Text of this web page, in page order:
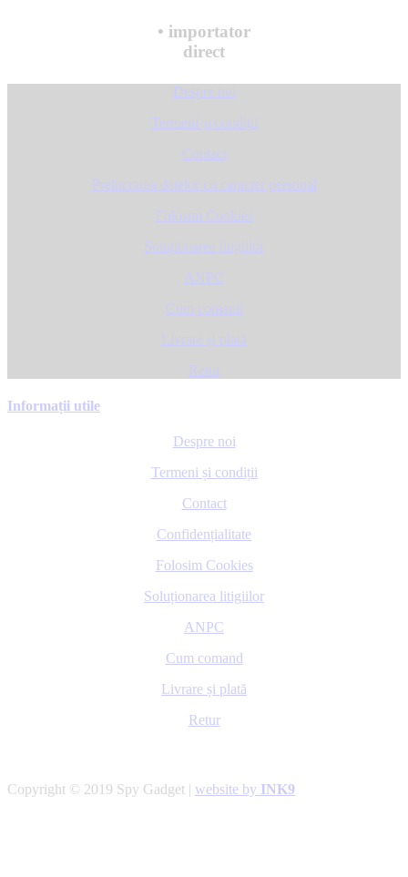
• importator
direct
Despre noi
Termeni și condiții
Contact
Prelucrarea datelor cu caracter personal
Folosim Cookies
Soluționarea litigiilor
ANPC
Cum comand
Livrare și plată
Retur
Informații utile
Despre noi
Termeni și condiții
Contact
Confidențialitate
Folosim Cookies
Soluționarea litigiilor
ANPC
Cum comand
Livrare și plată
Retur
Copyright © 2019 Spy Gadget | website by INK9